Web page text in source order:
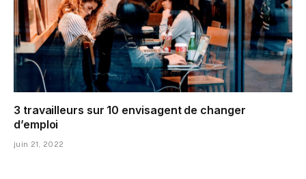
3 travailleurs sur 10 envisagent de changer
d’emploi
juin 21, 2022